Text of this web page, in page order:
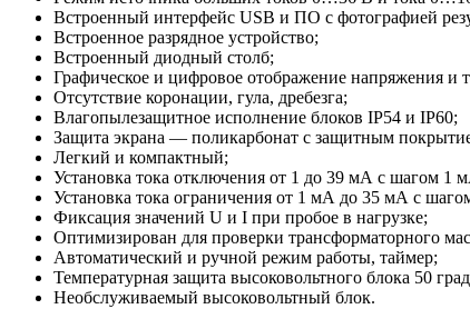
Встроенный интерфейс USB и ПО с фотографией
Встроенное разрядное устройство;
Встроенный диодный столб;
Графическое и цифровое отображение напряжения и
Отсутствие коронации, гула, дребезга;
Влагопылезащитное исполнение блоков IP54 и IP60;
Защита экрана — поликарбонат с защитным
Легкий и компактный;
Установка тока отключения от 1 до 39 мА с шагом 1
Установка тока ограничения от 1 мА до 35 мА с
Фиксация значений U и I при пробое в нагрузке;
Оптимизирован для проверки трансформаторного
Автоматический и ручной режим работы, таймер;
Температурная защита высоковольтного блока 50
Необслуживаемый высоковольтный блок.